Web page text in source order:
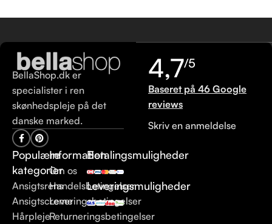
BellaShop.dk er
specialister i ren
skønhedspleje på det
danske marked.
Populære
kategorier
Ansigtsrens
Ansigtscreme
Hårpleje
Information
Om os
Handelsbetingelser
Leveringsbetingelser
Returneringsbetingelser
Betalingsmuligheder
Leveringsmuligheder
4,7/5
Baseret på 46 Google
reviews
Skriv en anmeldelse